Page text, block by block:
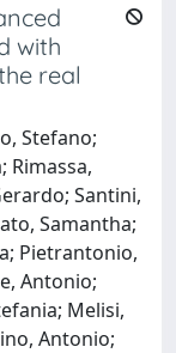
with
real
Stefano;
Rimassa,
Santini,
Samantha;
Pietrantonio,
Antonio;
Melisi,
Antonio;